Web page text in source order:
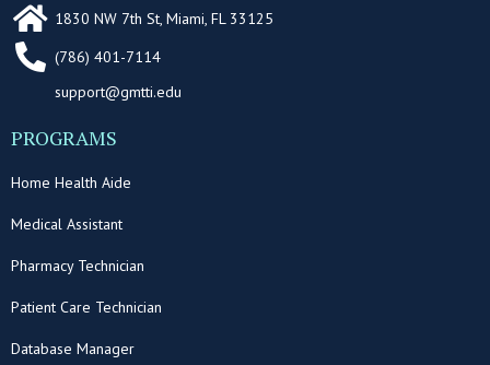
1830 NW 7th St, Miami, FL 33125
(786) 401-7114
support@gmtti.edu
PROGRAMS
Home Health Aide
Medical Assistant
Pharmacy Technician
Patient Care Technician
Database Manager